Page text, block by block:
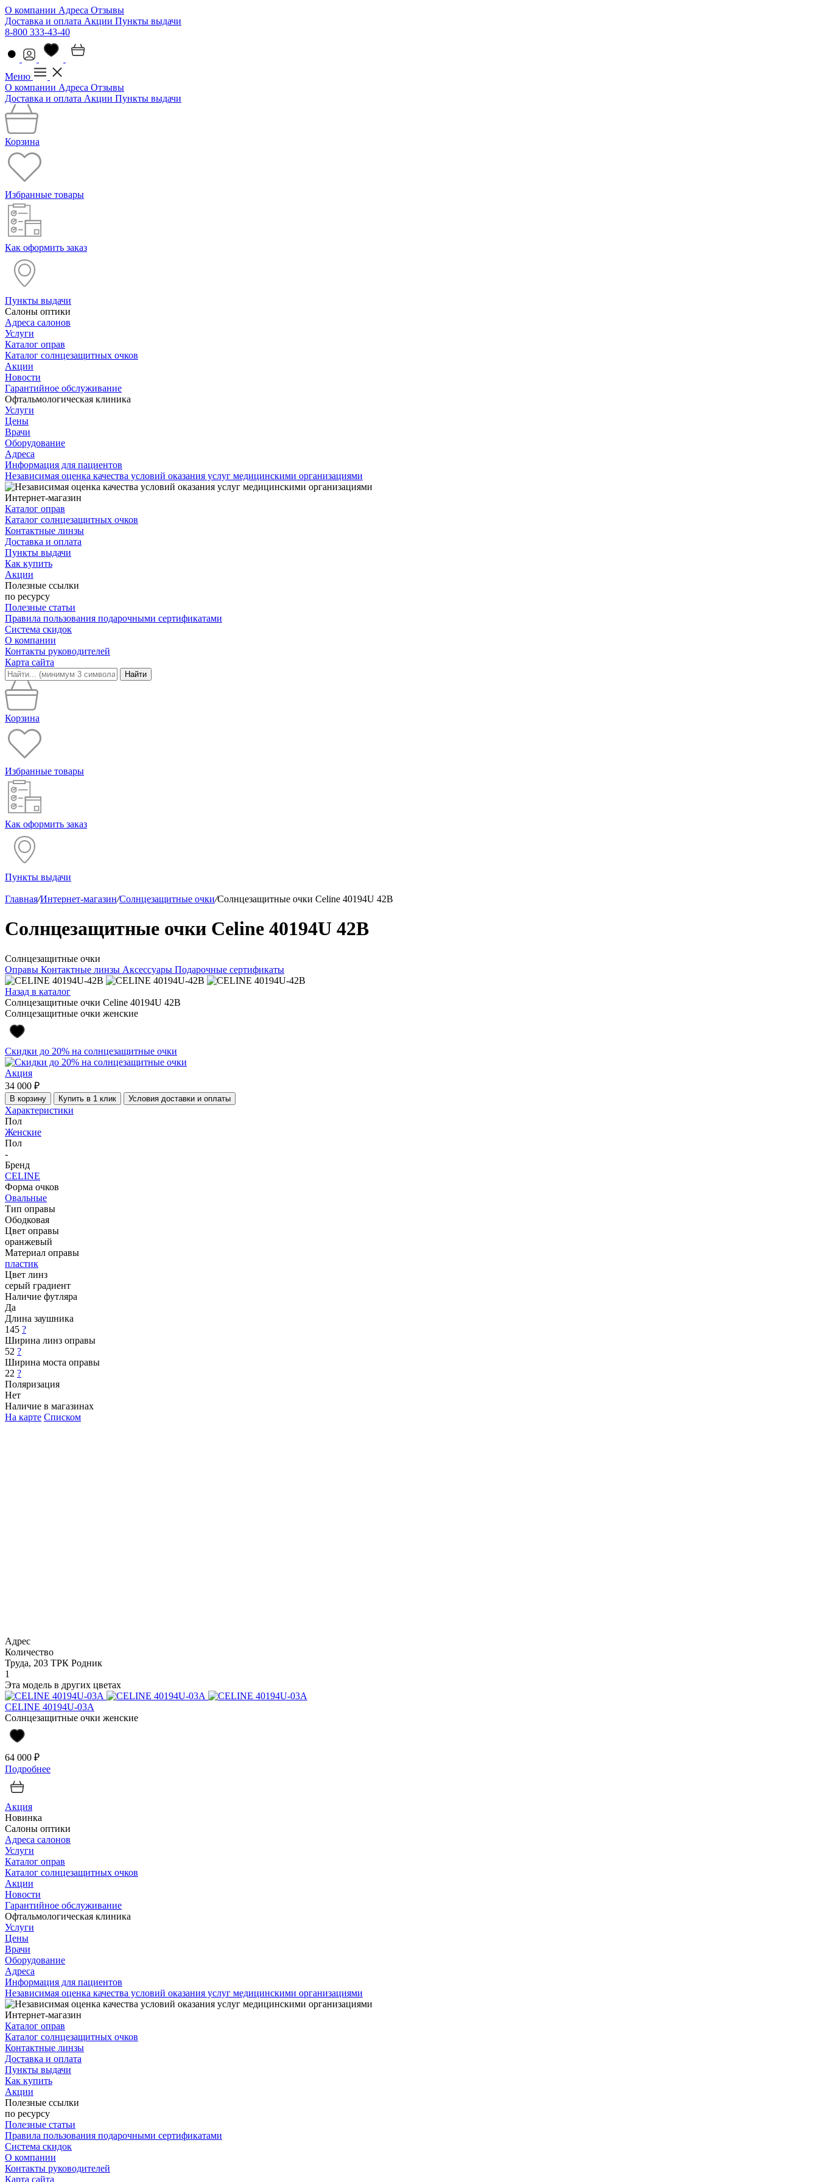
О компании Адреса Отзывы
Доставка и оплата Акции Пункты выдачи
8-800 333-43-40
Меню
О компании Адреса Отзывы
Доставка и оплата Акции Пункты выдачи
Корзина
Избранные товары
Как оформить заказ
Пункты выдачи
Салоны оптики
Адреса салонов
Услуги
Каталог оправ
Каталог солнцезащитных очков
Акции
Новости
Гарантийное обслуживание
Офтальмологическая клиника
Услуги
Цены
Врачи
Оборудование
Адреса
Информация для пациентов
Независимая оценка качества условий оказания услуг медицинскими организациями
Интернет-магазин
Каталог оправ
Каталог солнцезащитных очков
Контактные линзы
Доставка и оплата
Пункты выдачи
Как купить
Акции
Полезные ссылки
по ресурсу
Полезные статьи
Правила пользования подарочными сертификатами
Система скидок
О компании
Контакты руководителей
Карта сайта
Найти
Корзина
Избранные товары
Как оформить заказ
Пункты выдачи
Главная/Интернет-магазин/Солнцезащитные очки/Солнцезащитные очки Celine 40194U 42B
Солнцезащитные очки Celine 40194U 42B
Солнцезащитные очки
Оправы Контактные линзы Аксессуары Подарочные сертификаты
Назад в каталог
Солнцезащитные очки Celine 40194U 42B
Солнцезащитные очки женские
Скидки до 20% на солнцезащитные очки
Акция
34 000 ₽
В корзину Купить в 1 клик Условия доставки и оплаты
Характеристики
Пол
Женские
Пол
-
Бренд
CELINE
Форма очков
Овальные
Тип оправы
Ободковая
Цвет оправы
оранжевый
Материал оправы
пластик
Цвет линз
серый градиент
Наличие футляра
Да
Длина заушника
145 ?
Ширина линз оправы
52 ?
Ширина моста оправы
22 ?
Поляризация
Нет
Наличие в магазинах
На карте Списком
Адрес
Количество
Труда, 203 ТРК Родник
1
Эта модель в других цветах
CELINE 40194U-03A
Солнцезащитные очки женские
64 000 ₽
Подробнее
Акция
Новинка
Салоны оптики
Адреса салонов
Услуги
Каталог оправ
Каталог солнцезащитных очков
Акции
Новости
Гарантийное обслуживание
Офтальмологическая клиника
Услуги
Цены
Врачи
Оборудование
Адреса
Информация для пациентов
Независимая оценка качества условий оказания услуг медицинскими организациями
Интернет-магазин
Каталог оправ
Каталог солнцезащитных очков
Контактные линзы
Доставка и оплата
Пункты выдачи
Как купить
Акции
Полезные ссылки
по ресурсу
Полезные статьи
Правила пользования подарочными сертификатами
Система скидок
О компании
Контакты руководителей
Карта сайта